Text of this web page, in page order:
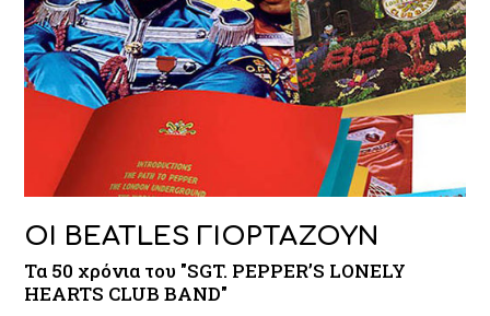
ΟΙ BEATLES ΓΙΟΡΤΑΖΟΥΝ
Τα 50 χρόνια του "SGT. PEPPER’S LONELY
HEARTS CLUB BAND"